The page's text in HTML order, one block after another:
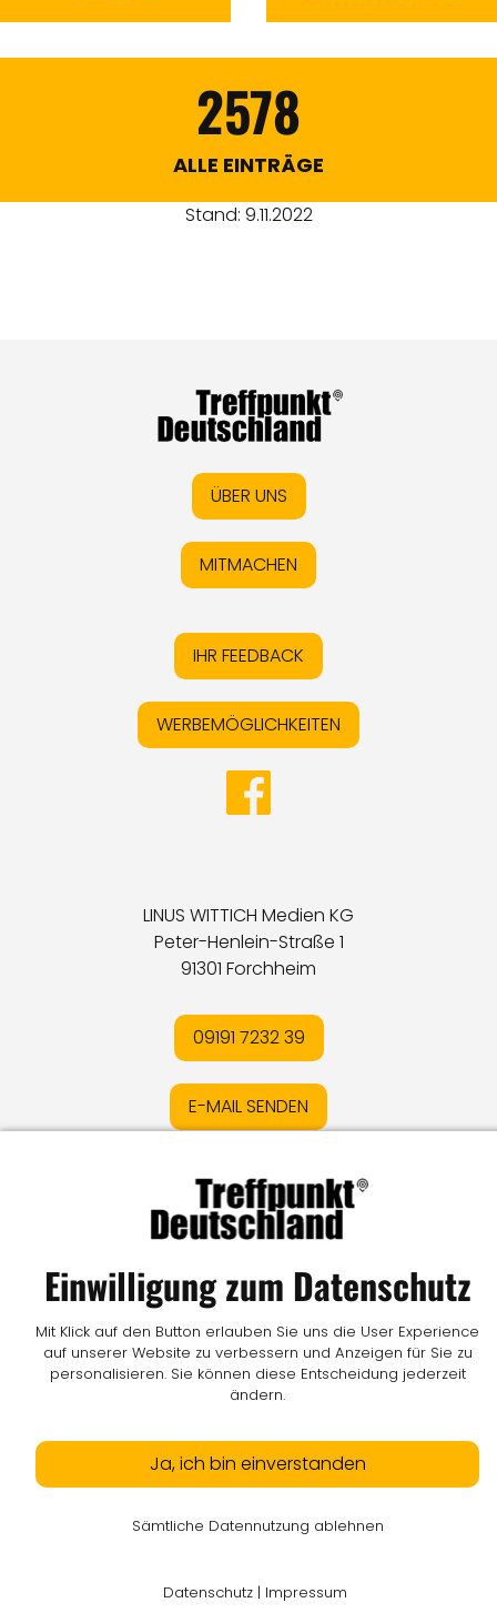
2578
ALLE EINTRÄGE
Stand: 9.11.2022
ÜBER UNS
MITMACHEN
IHR FEEDBACK
WERBEMÖGLICHKEITEN
LINUS WITTICH Medien KG
Peter-Henlein-Straße 1
91301 Forchheim
09191 7232 39
E-MAIL SENDEN
DatenschutzIOnline-Streitschlichtung
MediadatenIKontaktIVertrag widerrufen
© LW Medien GmbH
Einwilligung zum Datenschutz
Mit Klick auf den Button erlauben Sie uns die User Experience
auf unserer Website zu verbessern und Anzeigen für Sie zu
personalisieren. Sie können diese Entscheidung jederzeit
ändern.
Ja, ich bin einverstanden
Sämtliche Datennutzung ablehnen
Datenschutz | Impressum